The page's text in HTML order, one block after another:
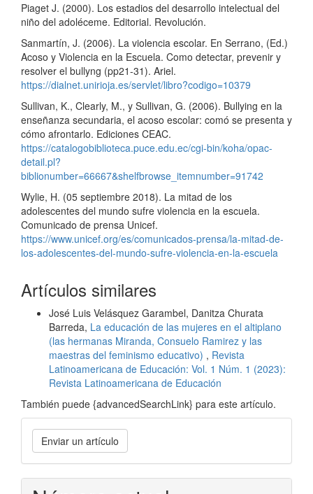
Piaget J. (2000). Los estadios del desarrollo intelectual del
niño del adoléceme. Editorial. Revolución.
Sanmartín, J. (2006). La violencia escolar. En Serrano, (Ed.)
Acoso y Violencia en la Escuela. Como detectar, prevenir y
resolver el bullyng (pp21-31). Ariel.
https://dialnet.unirioja.es/servlet/libro?codigo=10379
Sullivan, K., Clearly, M., y Sullivan, G. (2006). Bullying en la
enseñanza secundaria, el acoso escolar: comó se presenta y
cómo afrontarlo. Ediciones CEAC.
https://catalogobiblioteca.puce.edu.ec/cgi-bin/koha/opac-
detail.pl?
biblionumber=66667&shelfbrowse_itemnumber=91742
Wylie, H. (05 septiembre 2018). La mitad de los
adolescentes del mundo sufre violencia en la escuela.
Comunicado de prensa Unicef.
https://www.unicef.org/es/comunicados-prensa/la-mitad-de-
los-adolescentes-del-mundo-sufre-violencia-en-la-escuela
Artículos similares
José Luis Velásquez Garambel, Danitza Churata
Barreda, La educación de las mujeres en el altiplano
(las hermanas Miranda, Consuelo Ramirez y las
maestras del feminismo educativo) , Revista
Latinoamericana de Educación: Vol. 1 Núm. 1 (2023):
Revista Latinoamericana de Educación
También puede {advancedSearchLink} para este artículo.
Enviar
un
artículo
Enviar un artículo